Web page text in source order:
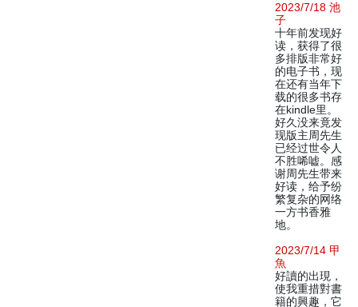
2023/7/18 池
子
十年前发现好
读，获得了很
多排版非常好
的电子书，现
在还有当年下
载的很多书存
在kindle里。
好久没来竟发
现版主周先生
已经过世令人
不胜唏嘘。感
谢周先生带来
好读，给予纷
繁复杂的网络
一方书香雅
地。
2023/7/14 甲
魚
好讀的出現，
使我重措對書
籍的興趣，它